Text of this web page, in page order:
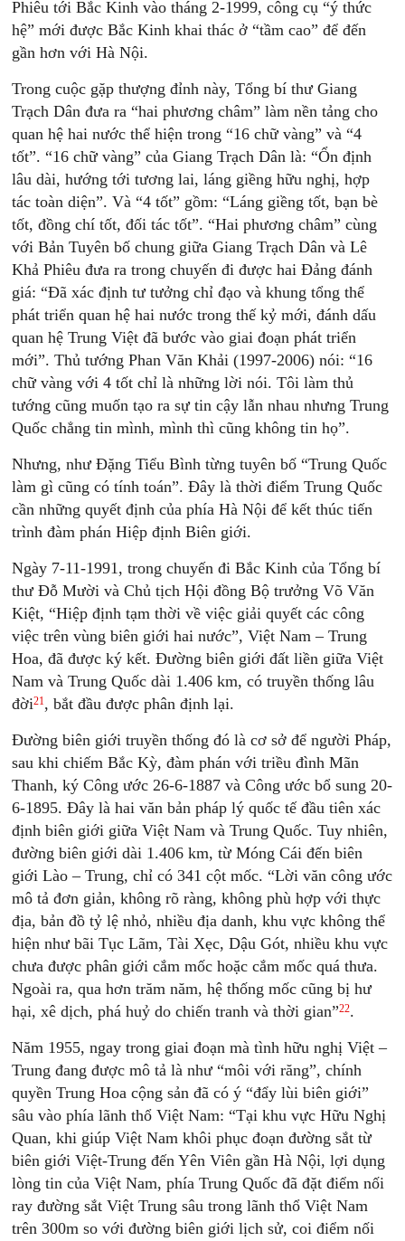
Phiêu tới Bắc Kinh vào tháng 2-1999, công cụ “ý thức
hệ” mới được Bắc Kinh khai thác ở “tầm cao” để đến
gần hơn với Hà Nội.
Trong cuộc gặp thượng đỉnh này, Tổng bí thư Giang
Trạch Dân đưa ra “hai phương châm” làm nền tảng cho
quan hệ hai nước thể hiện trong “16 chữ vàng” và “4
tốt”. “16 chữ vàng” của Giang Trạch Dân là: “Ổn định
lâu dài, hướng tới tương lai, láng giềng hữu nghị, hợp
tác toàn diện”. Và “4 tốt” gồm: “Láng giềng tốt, bạn bè
tốt, đồng chí tốt, đối tác tốt”. “Hai phương châm” cùng
với Bản Tuyên bố chung giữa Giang Trạch Dân và Lê
Khả Phiêu đưa ra trong chuyến đi được hai Đảng đánh
giá: “Đã xác định tư tưởng chỉ đạo và khung tổng thể
phát triển quan hệ hai nước trong thế kỷ mới, đánh dấu
quan hệ Trung Việt đã bước vào giai đoạn phát triển
mới”. Thủ tướng Phan Văn Khải (1997-2006) nói: “16
chữ vàng với 4 tốt chỉ là những lời nói. Tôi làm thủ
tướng cũng muốn tạo ra sự tin cậy lẫn nhau nhưng Trung
Quốc chẳng tin mình, mình thì cũng không tin họ”.
Nhưng, như Đặng Tiểu Bình từng tuyên bố “Trung Quốc
làm gì cũng có tính toán”. Đây là thời điểm Trung Quốc
cần những quyết định của phía Hà Nội để kết thúc tiến
trình đàm phán Hiệp định Biên giới.
Ngày 7-11-1991, trong chuyến đi Bắc Kinh của Tổng bí
thư Đỗ Mười và Chủ tịch Hội đồng Bộ trưởng Võ Văn
Kiệt, “Hiệp định tạm thời về việc giải quyết các công
việc trên vùng biên giới hai nước”, Việt Nam – Trung
Hoa, đã được ký kết. Đường biên giới đất liền giữa Việt
Nam và Trung Quốc dài 1.406 km, có truyền thống lâu
đời21 , bắt đầu được phân định lại.
Đường biên giới truyền thống đó là cơ sở để người Pháp,
sau khi chiếm Bắc Kỳ, đàm phán với triều đình Mãn
Thanh, ký Công ước 26-6-1887 và Công ước bổ sung 20-
6-1895. Đây là hai văn bản pháp lý quốc tế đầu tiên xác
định biên giới giữa Việt Nam và Trung Quốc. Tuy nhiên,
đường biên giới dài 1.406 km, từ Móng Cái đến biên
giới Lào – Trung, chỉ có 341 cột mốc. “Lời văn công ước
mô tả đơn giản, không rõ ràng, không phù hợp với thực
địa, bản đồ tỷ lệ nhỏ, nhiều địa danh, khu vực không thể
hiện như bãi Tục Lãm, Tài Xẹc, Dậu Gót, nhiều khu vực
chưa được phân giới cắm mốc hoặc cắm mốc quá thưa.
Ngoài ra, qua hơn trăm năm, hệ thống mốc cũng bị hư
hại, xê dịch, phá huỷ do chiến tranh và thời gian”22.
Năm 1955, ngay trong giai đoạn mà tình hữu nghị Việt –
Trung đang được mô tả là như “môi với răng”, chính
quyền Trung Hoa cộng sản đã có ý “đẩy lùi biên giới”
sâu vào phía lãnh thổ Việt Nam: “Tại khu vực Hữu Nghị
Quan, khi giúp Việt Nam khôi phục đoạn đường sắt từ
biên giới Việt-Trung đến Yên Viên gần Hà Nội, lợi dụng
lòng tin của Việt Nam, phía Trung Quốc đã đặt điểm nối
ray đường sắt Việt Trung sâu trong lãnh thổ Việt Nam
trên 300m so với đường biên giới lịch sử, coi điểm nối